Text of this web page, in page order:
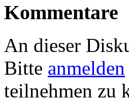
Kommentare
An dieser
Bitte anmelden
teilnehmen zu